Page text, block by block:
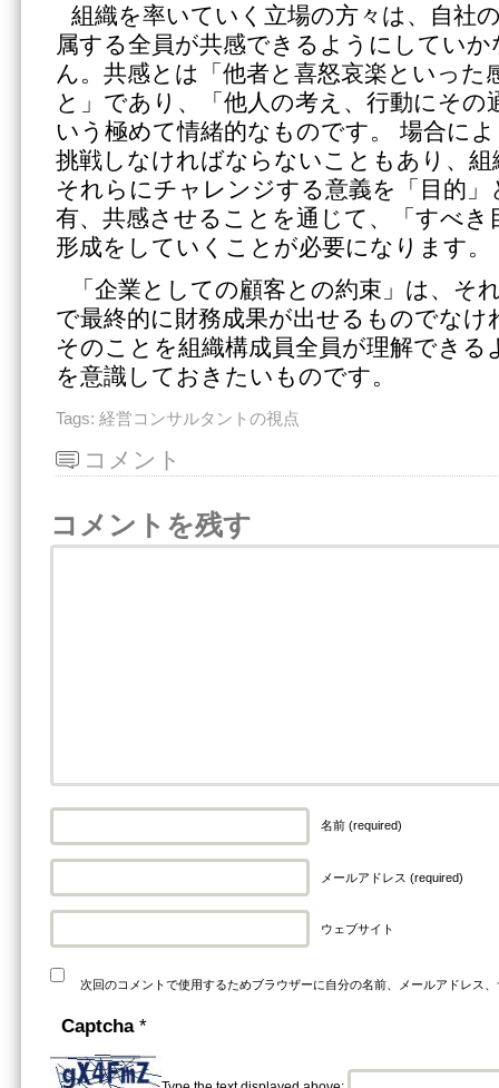
組織を率いていく立場の方々は、自社
属する全員が共感できるようにしてい
ん。共感とは「他者と喜怒哀楽といった
と」であり、「他人の考え、行動にその
いう極めて情緒的なものです。 場合に
挑戦しなければならないこともあり、
それらにチャレンジする意義を「目的
有、共感させることを通じて、「すべき
形成をしていくことが必要になります。
「企業としての顧客との約束」は、そ
で最終的に財務成果が出せるものでな
そのことを組織構成員全員が理解でき
を意識しておきたいものです。
Tags: 経営コンサルタントの視点
コメント
コメントを残す
名前 (required)
メールアドレス (required)
ウェブサイト
次回のコメントで使用するためブラウザーに自分の名前、メールアドレス
Captcha *